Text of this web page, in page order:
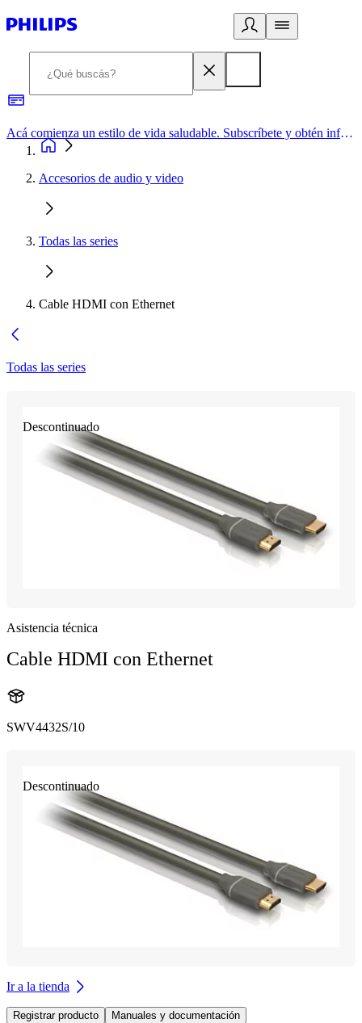
Acá comienza un estilo de vida saludable. Subscríbete y obtén información de primera mano
Accesorios de audio y video
Todas las series
Cable HDMI con Ethernet
Todas las series
Descontinuado
Asistencia técnica
Cable HDMI con Ethernet
SWV4432S/10
Descontinuado
Ir a la tienda
Registrar producto
Manuales y documentación